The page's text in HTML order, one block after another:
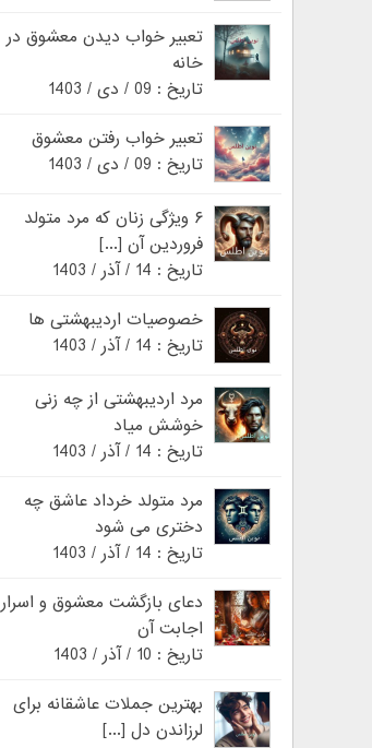
تعبیر خواب دیدن معشوق در
خانه
تاریخ : 09 / دی / 1403
تعبیر خواب رفتن معشوق
تاریخ : 09 / دی / 1403
۶ ویژگی زنان که مرد متولد
فروردین آن [...]
تاریخ : 14 / آذر / 1403
خصوصیات اردیبهشتی ها
تاریخ : 14 / آذر / 1403
مرد اردیبهشتی از چه زنی
خوشش میاد
تاریخ : 14 / آذر / 1403
مرد متولد خرداد عاشق چه
دختری می شود
تاریخ : 14 / آذر / 1403
دعای بازگشت معشوق و اسرار
اجابت آن
تاریخ : 10 / آذر / 1403
بهترین جملات عاشقانه برای
لرزاندن دل [...]